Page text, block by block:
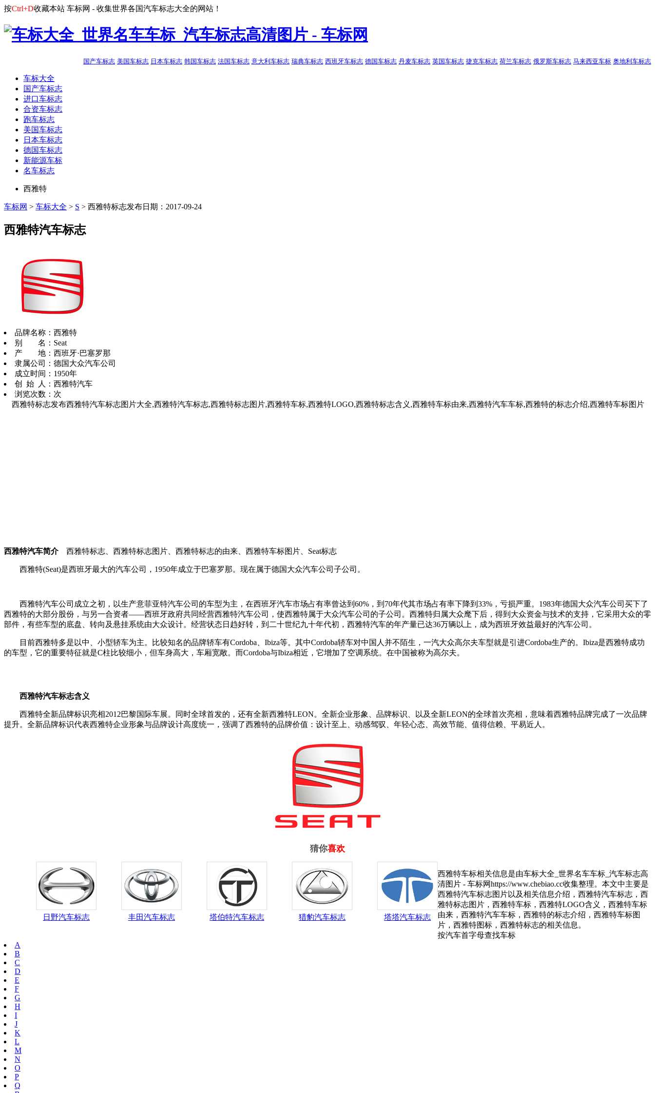
按Ctrl+D收藏本站 车标网 - 收集世界各国汽车标志大全的网站！
国产车标志 美国车标志 日本车标志 韩国车标志 法国车标志 意大利车标志 瑞典车标志 西班牙车标志 德国车标志 丹麦车标志 英国车标志 捷克车标志 荷兰车标志 俄罗斯车标志 马来西亚车标 奥地利车标志
车标大全
国产车标志
进口车标志
合资车标志
跑车标志
美国车标志
日本车标志
德国车标志
新能源车标
名车标志
西雅特
车标网 > 车标大全 > S > 西雅特标志发布日期：2017-09-24
西雅特汽车标志
品牌名称：西雅特
别 名：Seat
产 地：西班牙·巴塞罗那
隶属公司：德国大众汽车公司
成立时间：1950年
创 始 人：西雅特汽车
浏览次数： 次
西雅特标志发布西雅特汽车标志图片大全,西雅特汽车标志,西雅特标志图片,西雅特车标,西雅特LOGO,西雅特标志含义,西雅特车标由来,西雅特汽车车标,西雅特的标志介绍,西雅特车标图片
西雅特汽车简介 西雅特标志、西雅特标志图片、西雅特标志的由来、西雅特车标图片、Seat标志
西雅特(Seat)是西班牙最大的汽车公司，1950年成立于巴塞罗那。现在属于德国大众汽车公司子公司。
西雅特汽车公司成立之初，以生产意菲亚特汽车公司的车型为主，在西班牙汽车市场占有率曾达到60%，到70年代其市场占有率下降到33%，亏损严重。1983年德国大众汽车公司买下了
西雅特的大部分股份，与另一合资者——西班牙政府共同经营西雅特汽车公司，使西雅特属于大众汽车公司的子公司。西雅特归属大众麾下后，得到大众资金与技术的支持，它采用大众的零
部件，有些车型的底盘、转向及悬挂系统由大众设计。经营状态日趋好转，到二十世纪九十年代初，西雅特汽车的年产量已达36万辆以上，成为西班牙效益最好的汽车公司。
目前西雅特多是以中、小型轿车为主。比较知名的品牌轿车有Cordoba、Ibiza等。其中Cordoba轿车对中国人并不陌生，一汽大众高尔夫车型就是引进Cordoba生产的。Ibiza是西雅特成功
的车型，它的重要特征就是C柱比较细小，但车身高大，车厢宽敞。而Cordoba与Ibiza相近，它增加了空调系统。在中国被称为高尔夫。
西雅特汽车标志含义
西雅特全新品牌标识亮相2012巴黎国际车展。同时全球首发的，还有全新西雅特LEON。全新企业形象、品牌标识、以及全新LEON的全球首次亮相，意味着西雅特品牌完成了一次品牌
提升。全新品牌标识代表西雅特企业形象与品牌设计高度统一，强调了西雅特的品牌价值：设计至上、动感驾驭、年轻心态、高效节能、值得信赖、平易近人。
猜你喜欢
日野汽车标志 丰田汽车标志 塔伯特汽车标志 猎豹汽车标志 塔塔汽车标志
西雅特车标相关信息是由车标大全_世界名车车标_汽车标志高
清图片 - 车标网https://www.chebiao.cc收集整理。本文中主要是
西雅特汽车标志图片以及相关信息介绍，西雅特汽车标志，西
雅特标志图片，西雅特车标，西雅特LOGO含义，西雅特车标
由来，西雅特汽车车标，西雅特的标志介绍，西雅特车标图
片，西雅特图标，西雅特标志的相关信息。
按汽车首字母查找车标
A
B
C
D
E
F
G
H
I
J
K
L
M
N
O
P
Q